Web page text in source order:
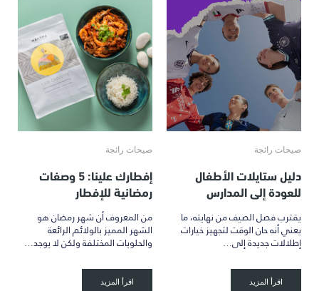
صيحات رائجة
دليل ستايلات الأطفال
للعودة إلى المدارس
يقترب فصل الصيف من نهايته، ما
يعني أنه حان الوقت لتجهيز خيارات
إطلالات جديدة إلى…
اقرأ المزيد
صيحات رائجة
إفطارك علينا: 5 وصفات
رمضانية للإفطار
من المعروف أن شهر رمضان هو
الشهر المميز بالولائم الرائعة
والحلويات المختلفة ولكن لا يوجد…
اقرأ المزيد